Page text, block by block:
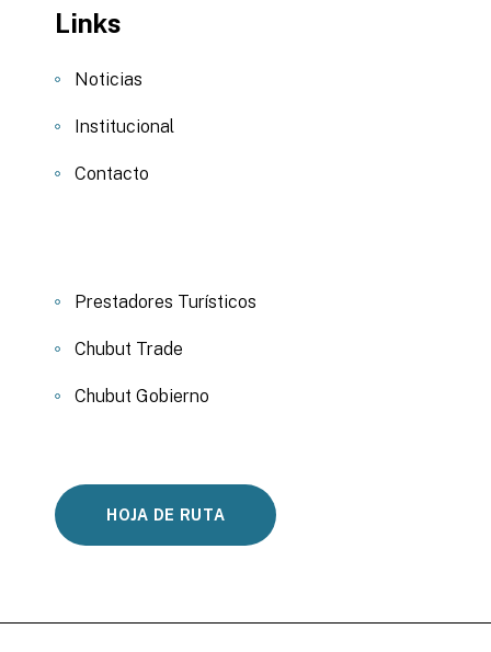
Links
Noticias
Institucional
Contacto
Prestadores Turísticos
Chubut Trade
Chubut Gobierno
HOJA DE RUTA